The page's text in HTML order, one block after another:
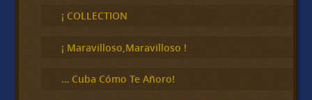
c
a
¡ COLLECTION
¡ Maravilloso,Maravilloso !
… Cuba Cómo Te Añoro!